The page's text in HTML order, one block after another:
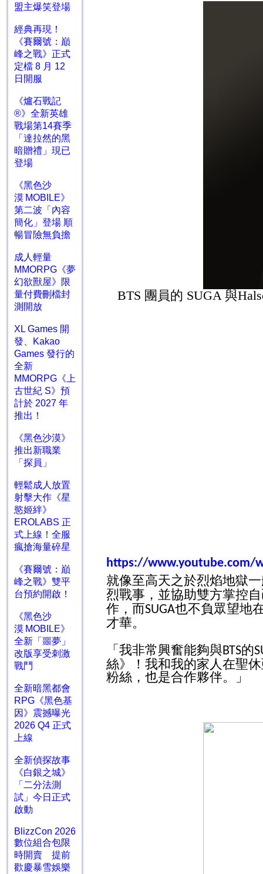
盟主爆笑登場
經典再現！
《賽爾號：巔
峰之戰》正式
定檔 8 月 12
日開服
《爐石戰記
®》全新英雄
戰場第14賽季
「達拉然的黑
暗贈禮」現已
登場
《黑色沙
漠 MOBILE》
第二波「內容
簡化」登場 順
暢冒險無負擔
成人輕量
MMORPG《夢
幻欲獸屋》限
量付費刪檔封
測開放
XL Games 開
發、Kakao
Games 發行的
全新
MMORPG《上
古世紀 S》預
計於 2027 年
推出！
《黑色沙漠》
推出新職業
「探員」
輕鬆成人放置
射擊大作《星
慾姬絆》
EROLABS 正
式上線！全服
瘋搶海量碎星
《賽爾號：巔
峰之戰》雙平
台預約開啟！
《黑色沙
漠 MOBILE》
全新「噩夢」
改版享受刺激
戰鬥
全新暗黑都會
RPG《黑色基
因》震撼曝光
2026 Q4 正式
上線
全新偵探故事
《白銀之城》
「二分法測
試」今日正式
啟動
BlizzCon 2026
數位組合包限
時開賣 提前
歡慶暴雪娛樂
BTS 團員的 SUGA 與
https://www.youtube.com/
就像至高天之於烈焰地獄
烈戰事，並協助雙方掌控
作，而SUGA也不負眾望地
才華。
「我非常興奮能夠與BTS的
絲》！我和我的家人在聖
粉絲，也是合作夥伴。」